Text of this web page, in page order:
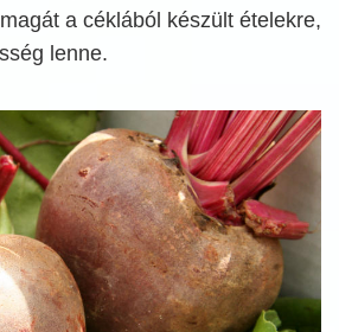
a céklából készült ételekre,
lenne.